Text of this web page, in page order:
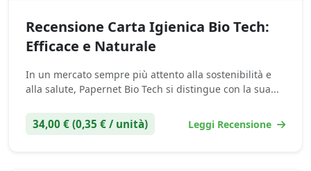
Recensione Carta Igienica Bio Tech:
Efficace e Naturale
In un mercato sempre più attento alla sostenibilità e
alla salute, Papernet Bio Tech si distingue con la sua...
34,00 € (0,35 € / unità) Leggi Recensione